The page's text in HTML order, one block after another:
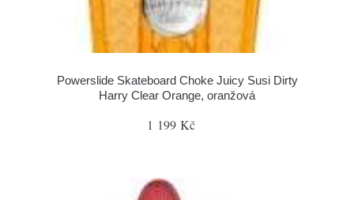
Powerslide Skateboard Choke Juicy Susi Dirty
Harry Clear Orange, oranžová
1 199 Kč